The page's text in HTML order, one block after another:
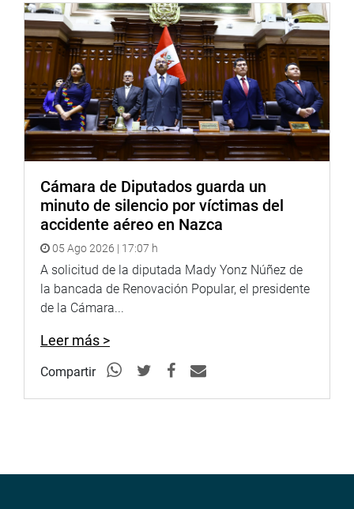
Cámara de Diputados guarda un
minuto de silencio por víctimas del
accidente aéreo en Nazca
05 Ago 2026 | 17:07 h
A solicitud de la diputada Mady Yonz Núñez de
la bancada de Renovación Popular, el presidente
de la Cámara...
Leer más >
Compartir